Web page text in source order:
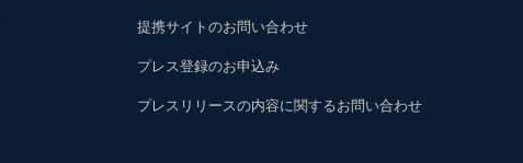
提携サイトのお問い合わせ
プレス登録のお申込み
プレスリリースの内容に関するお問い合わせ